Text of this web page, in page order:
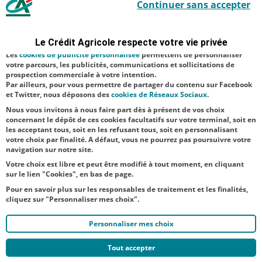
juillet. Son nom
statue de
Bacchus, dieu
du vin dans la
mythologie
Le Crédit Agricole respecte votre vie privée
indispensables car utilisés à des fins de bon fonctionnement et de
sécurité ; d’autres sont facultatifs. Les
satisfaction facultatifs.
Lescookies de publicité personnalisée permettent de personnaliser
votre parcours, les publicités, communications et sollicitations de
prospection commerciale à votre intention.
Par ailleurs, pour vous permettre de partager du contenu sur Facebook
et Twitter, nous déposons descookies de Réseaux Sociaux.
Nous vous invitons à nous faire part dès à présent de vos choix
concernant le dépôt de ces cookies facultatifs sur votre terminal, soit en
les acceptant tous, soit en les refusant tous, soit en personnalisant
votre choix par finalité. A défaut, vous ne pourrez pas poursuivre votre
navigation sur notre site.
Votre choix est libre et peut être modifié à tout moment, en cliquant
sur le lien "Cookies", en bas de page.
Pour en savoir plus sur les responsables de traitement et les finalités,
cliquez sur "Personnaliser mes choix".
Personnaliser mes choix
Tout accepter
Continuer sans accepter